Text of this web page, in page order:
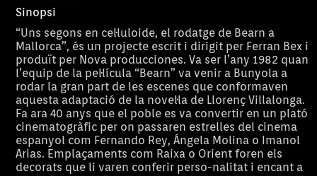
Sinopsi
“Uns segons en cel·luloide, el rodatge de Bearn a
Mallorca”, és un projecte escrit i dirigit per Ferran Bex i
produït per Nova producciones. Va ser l’any 1982 quan
l’equip de la pel·lícula “Bearn” va venir a Bunyola a
rodar la gran part de les escenes que conformaven
aquesta adaptació de la novel·la de Llorenç Villalonga.
Fa ara 40 anys que el poble es va convertir en un plató
cinematogràfic per on passaren estrelles del cinema
espanyol com Fernando Rey, Ángela Molina o Imanol
Arias. Emplaçaments com Raixa o Orient foren els
decorats que li varen conferir perso-nalitat i encant a